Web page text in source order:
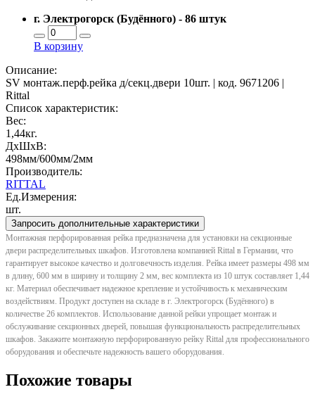
г. Электрогорск (Будённого) - 86 штук
В корзину
Описание:
SV монтаж.перф.рейка д/секц.двери 10шт. | код. 9671206 |
Rittal
Список характеристик:
Вес:
1,44кг.
ДxШxВ:
498мм/600мм/2мм
Производитель:
RITTAL
Ед.Измерения:
шт.
Запросить дополнительные характеристики
Монтажная перфорированная рейка предназначена для установки на секционные
двери распределительных шкафов. Изготовлена компанией Rittal в Германии, что
гарантирует высокое качество и долговечность изделия. Рейка имеет размеры 498 мм
в длину, 600 мм в ширину и толщину 2 мм, вес комплекта из 10 штук составляет 1,44
кг. Материал обеспечивает надежное крепление и устойчивость к механическим
воздействиям. Продукт доступен на складе в г. Электрогорск (Будённого) в
количестве 26 комплектов. Использование данной рейки упрощает монтаж и
обслуживание секционных дверей, повышая функциональность распределительных
шкафов. Закажите монтажную перфорированную рейку Rittal для профессионального
оборудования и обеспечьте надежность вашего оборудования.
Похожие товары